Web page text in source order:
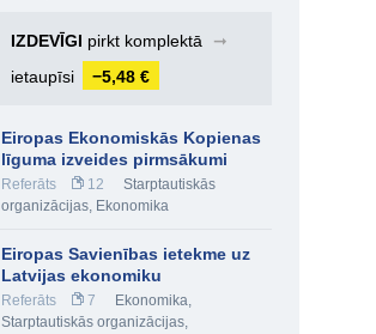
IZDEVĪGI pirkt komplektā
➞
ietaupīsi
−5,48 €
Eiropas Ekonomiskās Kopienas
līguma izveides pirmsākumi
Referāts 12
Starptautiskās
organizācijas, Ekonomika
Eiropas Savienības ietekme uz
Latvijas ekonomiku
Referāts 7 Ekonomika,
Starptautiskās organizācijas,